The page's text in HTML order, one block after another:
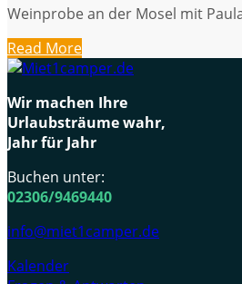
Weinprobe an der Mosel mit
Read More
Wir machen Ihre
Urlaubsträume wahr,
Jahr für Jahr
Buchen unter:
02306/9469440
info@miet1camper.de
Kalender